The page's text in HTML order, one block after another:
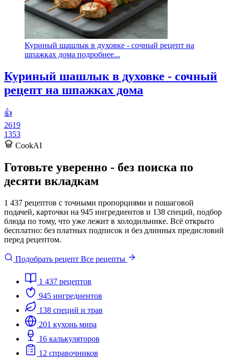
Куриный шашлык в духовке - сочный рецепт на
шпажках дома подробнее...
Куриный шашлык в духовке - сочный
рецепт на шпажках дома
👍
2619
1353
CookAI
Готовьте уверенно - без поиска по
десяти вкладкам
1 437 рецептов с точными пропорциями и пошаговой
подачей, карточки на 945 ингредиентов и 138 специй, подбор
блюда по тому, что уже лежит в холодильнике. Всё открыто
бесплатно: без платных подписок и без длинных предисловий
перед рецептом.
Подобрать рецепт Все рецепты
1 437 рецептов
945 ингредиентов
138 специй и трав
201 кухонь мира
16 калькуляторов
12 справочников